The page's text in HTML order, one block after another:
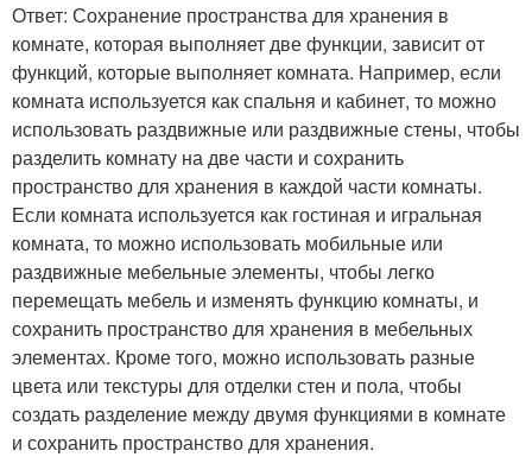
Ответ: Сохранение пространства для хранения в
комнате, которая выполняет две функции, зависит от
функций, которые выполняет комната. Например, если
комната используется как спальня и кабинет, то можно
использовать раздвижные или раздвижные стены, чтобы
разделить комнату на две части и сохранить
пространство для хранения в каждой части комнаты.
Если комната используется как гостиная и игральная
комната, то можно использовать мобильные или
раздвижные мебельные элементы, чтобы легко
перемещать мебель и изменять функцию комнаты, и
сохранить пространство для хранения в мебельных
элементах. Кроме того, можно использовать разные
цвета или текстуры для отделки стен и пола, чтобы
создать разделение между двумя функциями в комнате
и сохранить пространство для хранения.